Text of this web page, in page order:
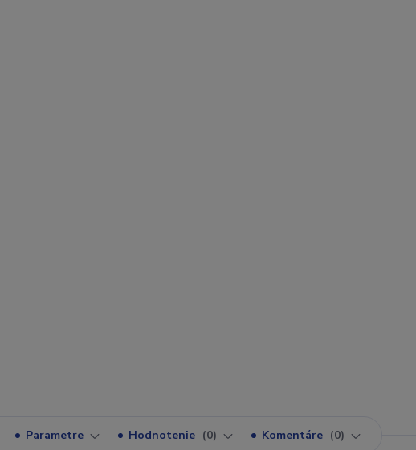
Parametre Hodnotenie 0 Komentáre 0